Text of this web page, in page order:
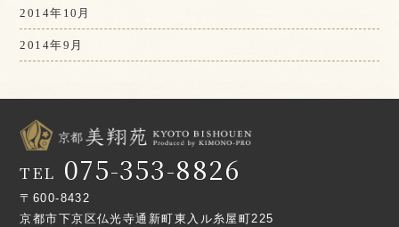
2014年10月
2014年9月
TEL 075-353-8826
〒600-8432
京都市下京区仏光寺通新町東入ル糸屋町225